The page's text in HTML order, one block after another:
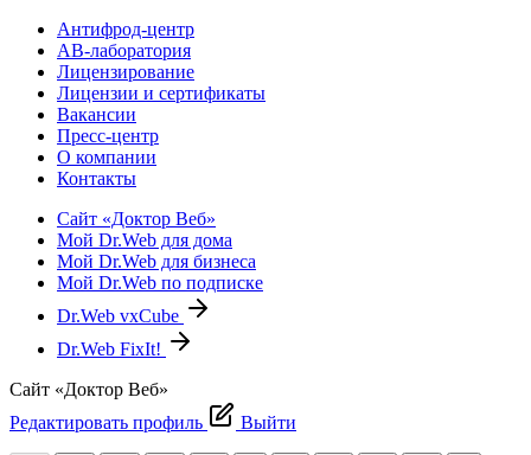
Антифрод-центр
АВ-лаборатория
Лицензирование
Лицензии и сертификаты
Вакансии
Пресс-центр
О компании
Контакты
Сайт «Доктор Веб»
Мой Dr.Web для дома
Мой Dr.Web для бизнеса
Мой Dr.Web по подписке
Dr.Web vxCube
Dr.Web FixIt!
Сайт «Доктор Веб»
Редактировать профиль
Выйти